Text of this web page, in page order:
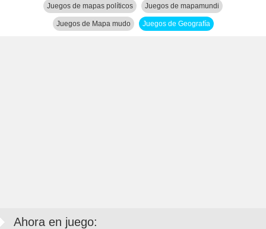
Juegos de mapas políticos Juegos de mapamundi
Juegos de Mapa mudo Juegos de Geografía
Ahora en juego: